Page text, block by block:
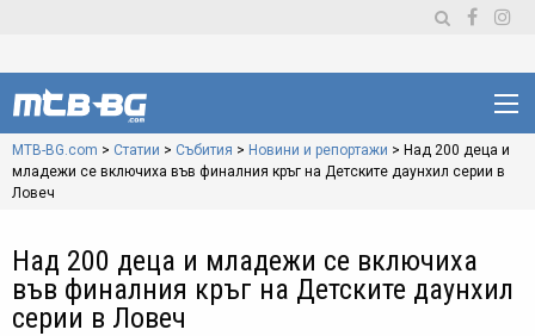
MTB-BG.com > Статии > Събития > Новини и репортажи > Над 200 деца и
младежи се включиха във финалния кръг на Детските даунхил серии в
Ловеч
Над 200 деца и младежи се включиха
във финалния кръг на Детските даунхил
серии в Ловеч